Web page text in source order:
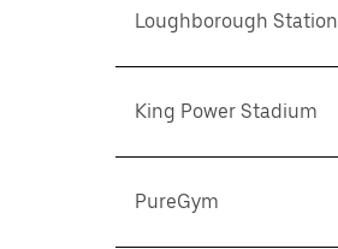
Loughborough Station
King Power Stadium
PureGym